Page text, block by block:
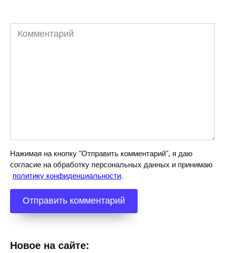
Комментарий
Нажимая на кнопку "Отправить комментарий", я даю
согласие на обработку персональных данных и принимаю
политику конфиденциальности.
Новое на сайте: